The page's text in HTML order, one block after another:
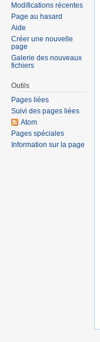
Modifications récentes
Page au hasard
Aide
Créer une nouvelle
page
Galerie des nouveaux
fichiers
Outils
Pages liées
Suivi des pages liées
Atom
Pages spéciales
Information sur la page